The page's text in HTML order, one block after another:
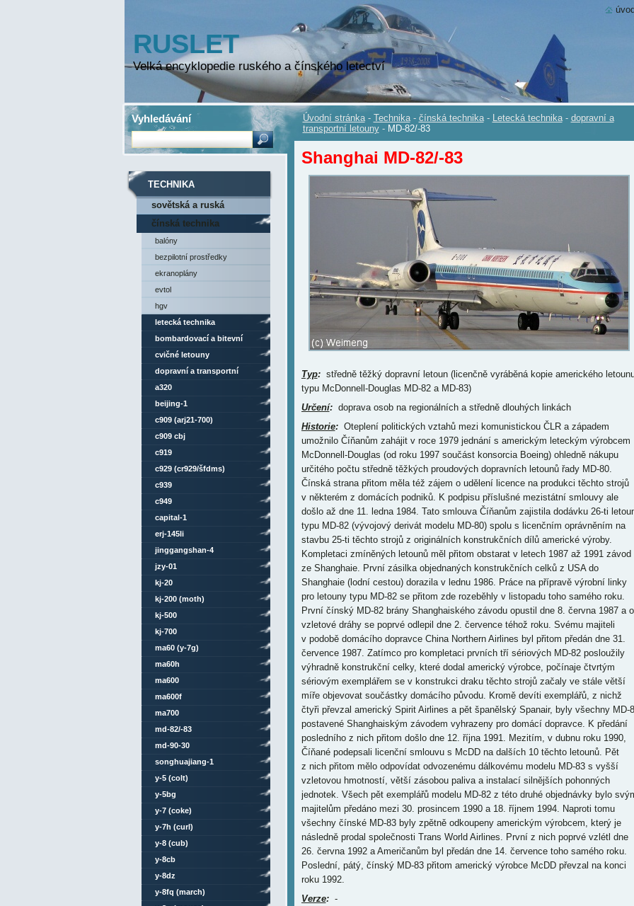
RUSLET
Velká encyklopedie ruského a čínského letectví
Úvodní stránka - Technika - čínská technika - Letecká technika - dopravní a
transportní letouny - MD-82/-83
Shanghai MD-82/-83
Typ:středně těžký dopravní letoun (licenčně vyráběná kopie amerického
typu McDonnell-Douglas MD-82 a MD-83)
Určení:doprava osob na regionálních a středně dlouhých linkách
Historie:Oteplení politických vztahů mezi komunistickou ČLR a západem
umožnilo Číňanům zahájit v roce 1979 jednání s americkým leteckým výrobcem
McDonnell-Douglas (od roku 1997 součást konsorcia Boeing) ohledně nákupu
určitého počtu středně těžkých proudových dopravních letounů řady MD-80.
Čínská strana přitom měla též zájem o udělení licence na produkci těchto strojů
v některém z domácích podniků. K podpisu příslušné mezistátní smlouvy ale
došlo až dne 11. ledna 1984. Tato smlouva Číňanům zajistila dodávku 26-ti
typu MD-82 (vývojový derivát modelu MD-80) spolu s licenčním oprávněním na
stavbu 25-ti těchto strojů z originálních konstrukčních dílů americké výroby.
Kompletaci zmíněných letounů měl přitom obstarat v letech 1987 až 1991 závod
ze Shanghaie. První zásilka objednaných konstrukčních celků z USA do
Shanghaie (lodní cestou) dorazila v lednu 1986. Práce na přípravě výrobní linky
pro letouny typu MD-82 se přitom zde rozeběhly v listopadu toho samého roku.
První čínský MD-82 brány Shanghaiského závodu opustil dne 8. června 1987 a
vzletové dráhy se poprvé odlepil dne 2. července téhož roku. Svému majiteli
v podobě domácího dopravce China Northern Airlines byl přitom předán dne 31.
července 1987. Zatímco pro kompletaci prvních tří sériových MD-82 posloužily
výhradně konstrukční celky, které dodal americký výrobce, počínaje čtvrtým
sériovým exemplářem se v konstrukci draku těchto strojů začaly ve stále větší
míře objevovat součástky domácího původu. Kromě devíti exemplářů, z nichž
čtyři převzal americký Spirit Airlines a pět španělský Spanair, byly všechny MD-
postavené Shanghaiským závodem vyhrazeny pro domácí dopravce. K předání
posledního z nich přitom došlo dne 12. října 1991. Mezitím, v dubnu roku 1990,
Číňané podepsali licenční smlouvu s McDD na dalších 10 těchto letounů. Pět
z nich přitom mělo odpovídat odvozenému dálkovému modelu MD-83 s vyšší
vzletovou hmotností, větší zásobou paliva a instalací silnějších pohonných
jednotek. Všech pět exemplářů modelu MD-82 z této druhé objednávky bylo
majitelům předáno mezi 30. prosincem 1990 a 18. říjnem 1994. Naproti tomu
všechny čínské MD-83 byly zpětně odkoupeny americkým výrobcem, který je
následně prodal společnosti Trans World Airlines. První z nich poprvé vzlétl dne
26. června 1992 a Američanům byl předán dne 14. července toho samého roku.
Poslední, pátý, čínský MD-83 přitom americký výrobce McDD převzal na konci
roku 1992.
Verze:-
TECHNIKA
sovětská a ruská
technika
čínská technika
balóny
bezpilotní prostředky
ekranoplány
evtol
hgv
letecká technika
bombardovací a bitevní
letouny
cvičné letouny
dopravní a transportní
letouny
a320
beijing-1
c909 (arj21-700)
c909 cbj
c919
c929 (cr929/šfdms)
c939
c949
capital-1
erj-145li
jinggangshan-4
jzy-01
kj-20
kj-200 (moth)
kj-500
kj-700
ma60 (y-7g)
ma60h
ma600
ma600f
ma700
md-82/-83
md-90-30
songhuajiang-1
y-5 (colt)
y-5bg
y-7 (coke)
y-7h (curl)
y-8 (cub)
y-8cb
y-8dz
y-8fq (march)
Vyhledávání